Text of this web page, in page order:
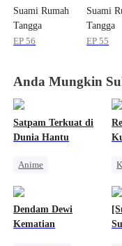
Suami Rumah
Tangga
EP56
Suami
Tangga
EP55
Anda Mungkin
Satpam Terkuat di
Dunia Hantu
Anime
Pembalasan
Dendam Dewi
Kematian